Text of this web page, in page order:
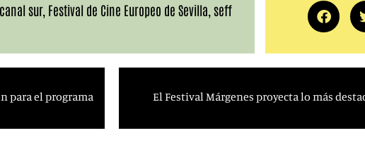
canal sur, Festival de Cine Europeo de Sevilla ,seff
para el programa
El Festival Márgenes proyecta lo más